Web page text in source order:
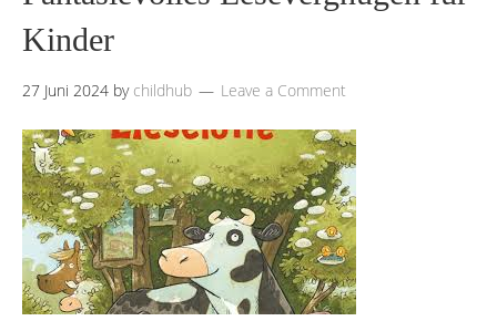
Kinder
27 Juni 2024 by childhub Leave a Comment